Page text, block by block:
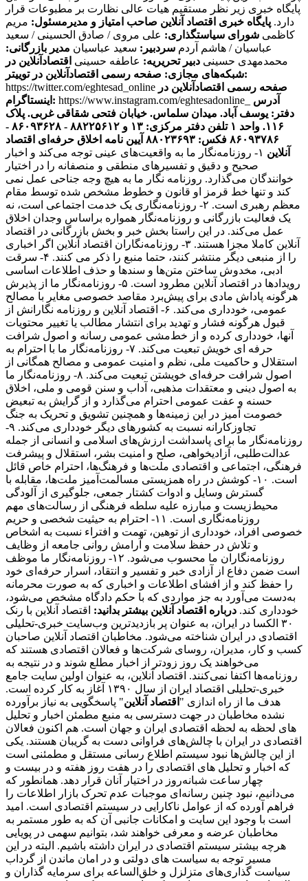
پایگاه خبری زیر نظر مستقیم هیات عالی نظارت بر مطبوعات قرار
دارد. پایگاه خبری اقتصاد آنلاین صاحب امتیاز و مدیرمسئول: مریم
کاظمی شورای سیاستگذاری: علی مروی / صادق الحسینی / سعید
عباسیان / هاشم آردم سردبیر: سعید عباسیان مدیر بازرگانی:
محمدمهدی حسینی دبیر تحریریه: عاطفه حسینی اقتصادآنلاین در
شبکه‌های مجازی:صفحه رسمی اقتصادآنلاین در توییتر:
https://twitter.com/eghtesad_online صفحه رسمی اقتصادآنلاین در
اینستاگرام: https://www.instagram.com/eghtesadonline_ آدرس
دفتر: یوسف آباد. میدان سلماس. خیابان فتحی شقاقی غربی. پلاک
۱۱۶. واحد ۱
تلفن دفتر مرکزی: ۱۳ و ۸۸۲۲۵۶۱۲ - ۸۶۰۹۳۶۲۸ -
۸۶۰۹۳۷۸۶ فکس: ۸۸۰۲۳۶۹۳
آیین نامه اخلاق حرفه‌ای اقتصاد
آنلاین
۱- روزنامه‌نگار ما به واقعیت‌های عینی توجه می‌کند و اخبار
صحیح و دقیق و تفسیرهای منطقی و منصفانه را در اختیار
خوانندگان می‌گذارد. روزنامه نگار ما به هیچ وجه جناحی عمل نمی
کند و تنها خط قرمز او قانون و خطوط مشخص شده توسط مقام
معظم رهبری است. ۲- روزنامه‌نگاری یک خدمت اجتماعی است، نه
یک فعالیت بازرگانی و روزنامه‌نگار همواره براساس وجدان اخلاق
عمل می‌کند. در این راستا بخش خبر و بخش بازرگانی در اقتصاد
آنلاین کاملا مجزا هستند. ۳- روزنامه‌نگاران اقتصاد آنلاین اگر اخباری
را از منبعی دیگر منتشر کنند، حتما منبع را ذکر می کنند. ۴- سرقت
ادبی، مخدوش ساختن متن‌ها و سندها و حذف اطلاعات اساسی
رویدادها در اقتصاد آنلاین مطرود است. ۵- روزنامه‌نگار ما از پذیرش
هرگونه پاداش مادی برای پیش‌برد مقاصد خصوصی مغایر با مصالح
عمومی، خودداری می‌کند. ۶- اقتصاد آنلاین و روزنامه نگارانش از
قبول هرگونه فشار و تهدید برای انتشار مطالب یا تغییر محتویات
آنها، خودداری کرده و از خط‌مشی عمومی رسانه و اصول شرافت
حرفه ای خویش تبعیت می‌کند. ۷- روزنامه‌نگار ما با احترام به
استقلال و حاکمیت ملی، نظم و امنیت عمومی و مصالح همگانی از
اصول شرافت حرفه‌ای خویشتن تبعیت می‌کند. ۸- روزنامه‌نگار ما
به اصول دینی و معتقدات مذهبی، آداب و سنن قومی و ملی، اخلاق
حسنه و عفت عمومی احترام می‌گذارد و از گرایش به تبعیض
خصومت آمیز در این زمینه‌ها و همچنین تشویق و تحریک به جنگ
تجاوزکارانه نسبت به کشورهای دیگر خودداری می‌کند. ۹-
روزنامه‌نگار ما برای پاسداشت ارزش‌های اسلامی و انسانی از جمله
عدالت‌طلبی، آزادیخواهی، صلح و امنیت بشر، استقلال و پیشرفت
فرهنگی، اجتماعی و اقتصادی ملت‌ها و فرهنگ‌ها، احترام خاص قائل
است. ۱۰- کوشش در راه همزیستی مسالمت‌آمیز ملت‌ها، مقابله با
گسترش وسایل و ادوات کشتار جمعی، جلوگیری از آلودگی
محیط‌زیست و مبارزه علیه سلطه فرهنگی از رسالت‌های مهم
روزنامه‌نگاری است. ۱۱- احترام به حیثیت شخصی و حریم
خصوصی افراد، خودداری از توهین، تهمت و افتراء نسبت به اشخاص
و تلاش در حفظ سلامت و آرامش روانی جامعه از وظایف
روزنامه‌نگاران ما محسوب می‌شود. ۱۲- روزنامه‌نگار ما موظف
است ضمن دفاع از آزادی خبر و تفسیر و انتقاد، اسرار حرفه‌ای خود
را حفظ کند و از افشای اطلاعات و اخباری که به صورت محرمانه
به‌دست می‌آورد به جز مواردی که با حکم دادگاه مشخص می‌شود،
خودداری کند. درباره اقتصاد آنلاین بیشتر بدانید: اقتصاد آنلاین با رنک
۳۰ الکسا در ایران، به عنوان پر بازدیدترین وب‌سایت خبری-تحلیلی
اقتصادی در ایران شناخته می‌شود. مخاطبان اقتصاد آنلاین صاحبان
کسب و کار، مدیران، روسای شرکت‌ها و فعالان اقتصادی هستند که
می‌خواهند یک روز زودتر از اخبار مطلع شوند و در نتیجه به
روزنامه‌ها اکتفا نمی‌کنند. اقتصاد آنلاین، به عنوان اولین سایت جامع
خبری-تحلیلی اقتصاد ایران از سال ۱۳۹۰ آغاز به کار کرده است.
هدف ما از راه اندازی " اقتصاد آنلاین" پاسخگویی به نیاز برآورده
نشده مخاطبان در جهت دسترسی به منبع مطمئن اخبار و تحلیل
های لحظه به لحظه اقتصادی ایران و جهان است. هم اکنون فعالان
اقتصادی در ایران با چالش‌های فراوانی دست به گریبان هستند. یکی
از این چالش‌ها نبود سیستم اطلاع رسانی مستقل و مطمئنی است
که اخبار و تحلیل های اقتصادی را در هفت روز هفته و در بیست و
چهار ساعت شبانه‌روز در اختیار آنان قرار دهد. همانطور که
می‌دانیم، نبود چنین رسانه‌ای موجبات عدم تحرک بازار اطلاعات را
فراهم آورده که از عوامل ناکارایی در سیستم اقتصادی است. امید
است با وجود این سایت و امکانات جانبی آن که به طور مستمر به
مخاطبان عرضه و معرفی خواهند شد، بتوانیم سهمی در پویایی
هرچه بیشتر سیستم اقتصادی در ایران داشته باشیم. البته در این
مسیر توجه به سیاست های دولتی و در امان ماندن از گرداب
سیاست گذاری‌های متزلزل و خلق‌الساعه برای سرمایه گذاران و